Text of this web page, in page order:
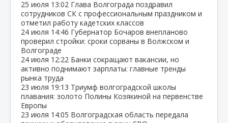
25 июля 13:02 Глава Волгограда поздравил
сотрудников СК с профессиональным праздником и
отметил работу кадетских классов
24 июля 14:46 Губернатор Бочаров внепланово
проверил стройки: сроки сорваны в Волжском и
Волгограде
24 июля 12:22 Банки сокращают вакансии, но
активно поднимают зарплаты: главные тренды
рынка труда
23 июля 19:13 Триумф волгоградской школы
плавания: золото Полины Козякиной на первенстве
Европы
23 июля 14:05 Волгоградская область передала